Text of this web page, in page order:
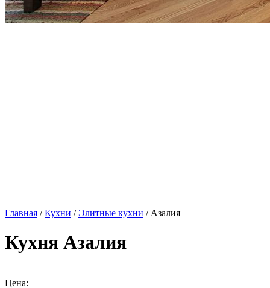
Главная /Кухни /Элитные кухни / Азалия
Кухня Азалия
Цена: